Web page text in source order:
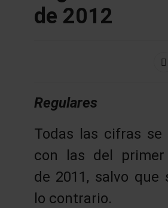
de 2012
Regulares
Todas las cifras se
con las del primer
de 2011, salvo que
lo contrario.